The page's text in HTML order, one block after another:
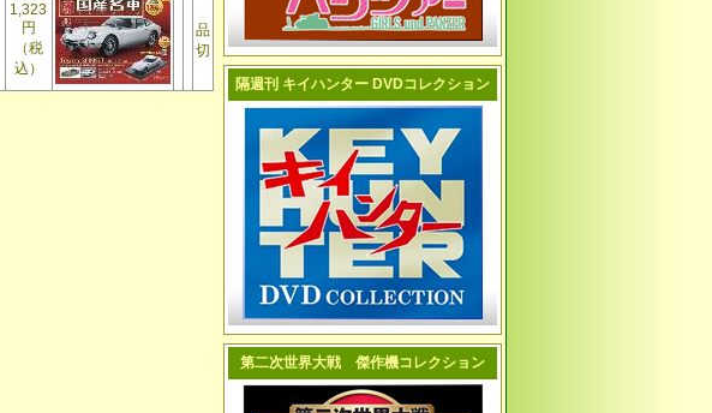
1,323
円
（税
込）
品
切
隔週刊 キイハンター DVDコレクション
第二次世界大戦 傑作機コレクション